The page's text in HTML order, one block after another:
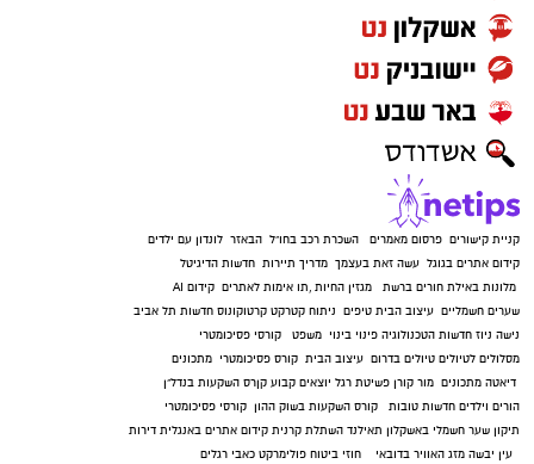
קניית קישורים פרסום מאמרים השכרת רכב בחו"ל הבאזר לונדון עם ילדים
קידום אתרים בגוגל עשה זאת בעצמך מדריך תיירות חדשות הדיגיטל
מלונות באילת חורים ברשת מגזין החיות ,תו אימות לאתרים קידום AI
שערים חשמליים עיצוב הבית טיפים ניתוח קטרקט קרטוקונוס חדשות תל אביב
נישה ניוז חדשות הטכנולוגיה פינוי בינוי משפט
קורסי פסיכומטרי
מסלולים לטיולים טיולים בדרום עיצוב הבית קורס פסיכומטרי מתכונים
דיאטה מתכונים מור קורן פשיטת רגל יוצאים קבוע קןרס השקעות בנדל"ן
הורים וילדים חדשות טובות קורס השקעות בשוק ההון קורסי פסיכומטרי
תיקון שער חשמלי באשקלון תאילנד השתלת קרנית קידום אתרים באנגלית דירות
עין יבשה מזג האוויר בדובאי חוזי ביטוח פולימרקט כאבי רגלים